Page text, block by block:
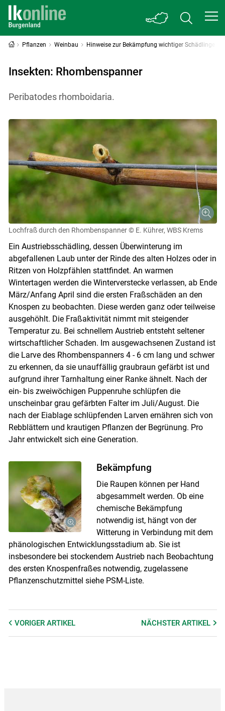
Skip to main content
Pflanzen Weinbau Hinweise zur Bekämpfung wichtiger Schädlinge
Insekten: Rhombenspanner
Peribatodes rhomboidaria.
Lochfraß durch den Rhombenspanner © E. Kührer, WBS Krems
Ein Austriebsschädling, dessen Überwinterung im
abgefallenen Laub unter der Rinde des alten Holzes oder in
Ritzen von Holzpfählen stattfindet. An warmen
Wintertagen werden die Winterverstecke verlassen, ab Ende
März/Anfang April sind die ersten Fraßschäden an den
Knospen zu beobachten. Diese werden ganz oder teilweise
ausgehöhlt. Die Fraßaktivität nimmt mit steigender
Temperatur zu. Bei schnellem Austrieb entsteht seltener
wirtschaftlicher Schaden. Im ausgewachsenen Zustand ist
die Larve des Rhombenspanners 4 - 6 cm lang und schwer
zu erkennen, da sie unauffällig graubraun gefärbt ist und
aufgrund ihrer Tarnhaltung einer Ranke ähnelt. Nach der
ein- bis zweiwöchigen Puppenruhe schlüpfen die
unscheinbar grau gefärbten Falter im Juli/August. Die
nach der Eiablage schlüpfenden Larven ernähren sich von
Rebblättern und krautigen Pflanzen der Begrünung. Pro
Jahr entwickelt sich eine Generation.
Bekämpfung
Die Raupen können per Hand
abgesammelt werden. Ob eine
chemische Bekämpfung
notwendig ist, hängt von der
Witterung in Verbindung mit dem
phänologischen Entwicklungsstadium ab. Sie ist
insbesondere bei stockendem Austrieb nach Beobachtung
des ersten Knospenfraßes notwendig, zugelassene
Pflanzenschutzmittel siehe PSM-Liste.
VORIGER ARTIKEL NÄCHSTERARTIKEL